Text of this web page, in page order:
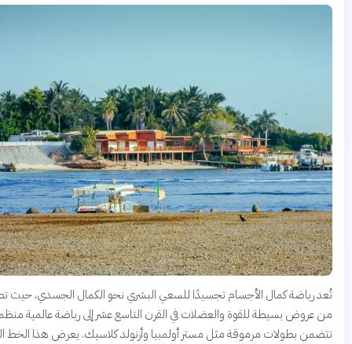
كمال الأجسام تجسيدًا للسعي البشري نحو الكمال الجسدي، حيث تطورت
بسيطة للقوة والعضلات في القرن التاسع عشر إلى رياضة عالمية منظمة
بطولات مرموقة مثل مستر أولمبيا وأرنولد كلاسيك. يعرض هذا الخط الزمني